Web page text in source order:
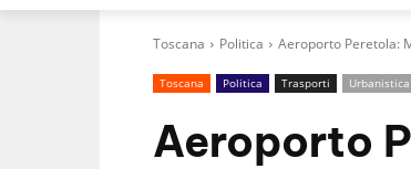
Toscana Politica Aeroporto Peretola:
Toscana Politica Trasporti Urbanistica
Aeroporto